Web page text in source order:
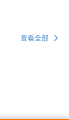
查看全部